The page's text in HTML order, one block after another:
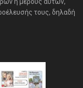
ή μέρους αυτών,
τους, δηλαδή